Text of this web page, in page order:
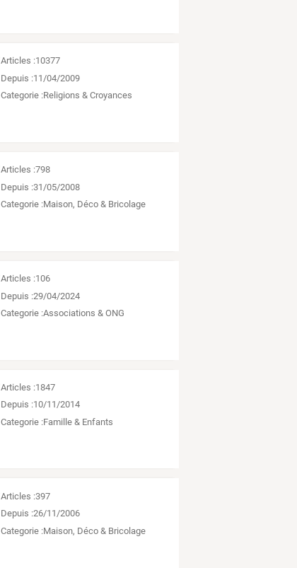
Articles :10377
Depuis :11/04/2009
Categorie :Religions & Croyances
Articles :798
Depuis :31/05/2008
Categorie :Maison, Déco & Bricolage
Articles :106
Depuis :29/04/2024
Categorie :Associations & ONG
Articles :1847
Depuis :10/11/2014
Categorie :Famille & Enfants
Articles :397
Depuis :26/11/2006
Categorie :Maison, Déco & Bricolage